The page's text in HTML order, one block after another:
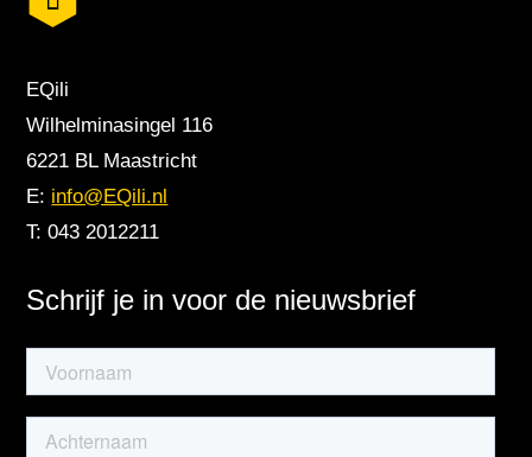
EQili
Wilhelminasingel 116
6221 BL Maastricht
E: info@EQili.nl
T: 043 2012211
Schrijf je in voor de nieuwsbrief